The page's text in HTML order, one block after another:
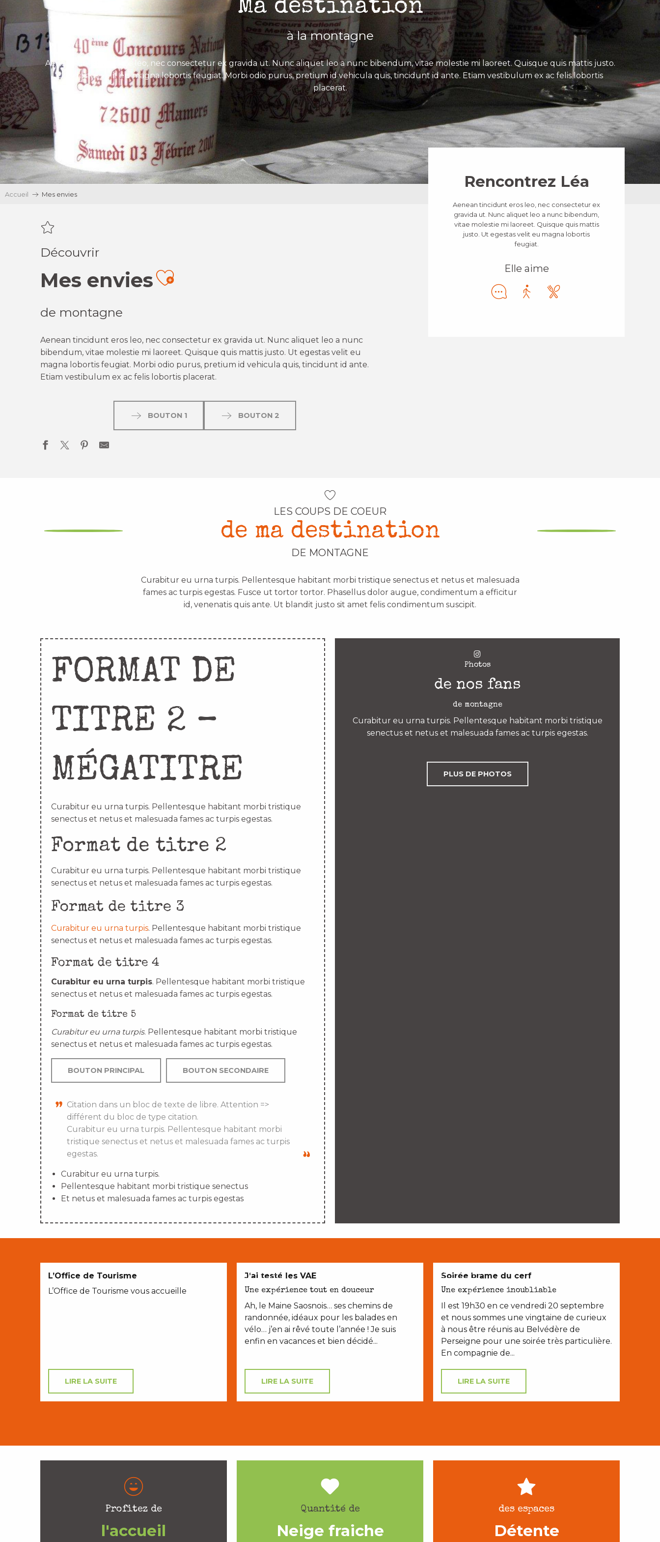
Ma destination
à la montagne
Aenean tincidunt eros leo, nec consectetur ex gravida ut. Nunc aliquet leo a nunc bibendum, vitae molestie mi laoreet. Quisque quis mattis justo.
Ut egestas velit eu magna lobortis feugiat. Morbi odio purus, pretium id vehicula quis, tincidunt id ante. Etiam vestibulum ex ac felis lobortis
placerat.
Accueil Mes envies
Découvrir
Mes enviesAjouter aux favoris
de montagne
Aenean tincidunt eros leo, nec consectetur ex gravida ut. Nunc aliquet leo a nunc
bibendum, vitae molestie mi laoreet. Quisque quis mattis justo. Ut egestas velit eu
magna lobortis feugiat. Morbi odio purus, pretium id vehicula quis, tincidunt id ante.
Etiam vestibulum ex ac felis lobortis placerat.
BOUTON 1 BOUTON 2
Rencontrez Léa
Aenean tincidunt eros leo, nec consectetur ex
gravida ut. Nunc aliquet leo a nunc bibendum,
vitae molestie mi laoreet. Quisque quis mattis
justo. Ut egestas velit eu magna lobortis
feugiat.
Elle aime
LES COUPS DE COEUR
de ma destination
DE MONTAGNE
Curabitur eu urna turpis. Pellentesque habitant morbi tristique senectus et netus et malesuada
fames ac turpis egestas. Fusce ut tortor tortor. Phasellus dolor augue, condimentum a efficitur
id, venenatis quis ante. Ut blandit justo sit amet felis condimentum suscipit.
FORMAT DE
TITRE 2 –
MÉGATITRE
Curabitur eu urna turpis. Pellentesque habitant morbi tristique
senectus et netus et malesuada fames ac turpis egestas.
Format de titre 2
Curabitur eu urna turpis. Pellentesque habitant morbi tristique
senectus et netus et malesuada fames ac turpis egestas.
Format de titre 3
Curabitur eu urna turpis. Pellentesque habitant morbi tristique
senectus et netus et malesuada fames ac turpis egestas.
Format de titre 4
Curabitur eu urna turpis. Pellentesque habitant morbi tristique
senectus et netus et malesuada fames ac turpis egestas.
Format de titre 5
Curabitur eu urna turpis. Pellentesque habitant morbi tristique
senectus et netus et malesuada fames ac turpis egestas.
BOUTON PRINCIPAL BOUTON SECONDAIRE
Citation dans un bloc de texte de libre. Attention =>
différent du bloc de type citation.
Curabitur eu urna turpis. Pellentesque habitant morbi
tristique senectus et netus et malesuada fames ac turpis
egestas.
Curabitur eu urna turpis.
Pellentesque habitant morbi tristique senectus
Et netus et malesuada fames ac turpis egestas
Photos
de nos fans
de montagne
Curabitur eu urna turpis. Pellentesque habitant morbi tristique
senectus et netus et malesuada fames ac turpis egestas.
PLUS DE PHOTOS
L’Office de Tourisme
L’Office de Tourisme vous accueille
LIRE LA SUITE
EN COUPLE
J’ai testé les VAE
Une expérience tout en douceur
Ah, le Maine Saosnois… ses chemins de
randonnée, idéaux pour les balades en
vélo… j’en ai rêvé toute l’année ! Je suis
enfin en vacances et bien décidé...
LIRE LA SUITE
EN COUPLE
Soirée brame du cerf
Une expérience inoubliable
Il est 19h30 en ce vendredi 20 septembre
et nous sommes une vingtaine de curieux
à nous être réunis au Belvédère de
Perseigne pour une soirée très particulière.
En compagnie de...
LIRE LA SUITE
Profitez de
l'accueil
Quantité de
Neige fraiche
des espaces
Détente